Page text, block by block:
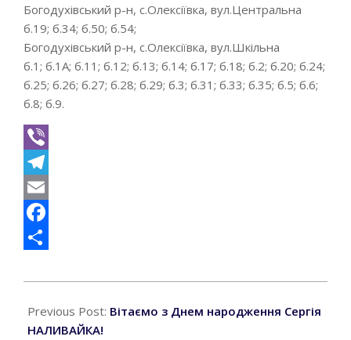
Богодухівський р-н, с.Олексіївка, вул.Центральна
б.19; б.34; б.50; б.54;
Богодухівський р-н, с.Олексіївка, вул.Шкільна
б.1; б.1А; б.11; б.12; б.13; б.14; б.17; б.18; б.2; б.20; б.24;
б.25; б.26; б.27; б.28; б.29; б.3; б.31; б.33; б.35; б.5; б.6;
б.8; б.9.
Viber
Telegram
Email
Facebook
08-
07
Previous Post: Вітаємо з Днем народження Сергія
НАЛИВАЙКА!